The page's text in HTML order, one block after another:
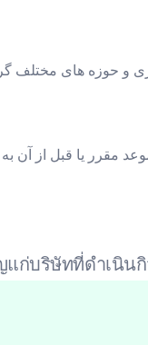
แก่บริษัทที่ดำเนิน